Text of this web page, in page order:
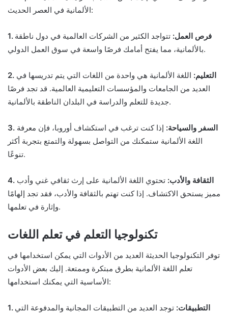
الألمانية في العصر الحديث:
1. فرص العمل: تتواجد الكثير من الشركات العالمية في دول ناطقة
بالألمانية، مما يفتح أمامك فرصًا واسعة في سوق العمل الدولي.
2. التعليم: اللغة الألمانية هي واحدة من اللغات التي يتم تدريسها في
العديد من الجامعات والمؤسسات التعليمية العالمية. قد تجد فرصًا
جديدة للتعلم والدراسة في البلدان الناطقة بالألمانية.
3. السفر والسياحة: إذا كنت ترغب في استكشاف أوروبا، فإن معرفة
اللغة الألمانية ستمكنك من التواصل بسهولة والتمتع بتجربة أكثر
تنوعًا.
4. الثقافة والأدب: تحتوي اللغة الألمانية على إرث ثقافي غني وأدب
مميز يستحق الاكتشاف. إذا كنت تهتم بالثقافة والأدب، فقد تجد إلهامًا
وإثارة في تعلمها.
تكنولوجيا التعلم في تعلم اللغات
توفر التكنولوجيا الحديثة العديد من الأدوات التي يمكن استخدامها في
تعلم اللغة الألمانية بطرق مبتكرة وممتعة. إليك بعض الأدوات
الأساسية التي يمكنك استخدامها:
1. التطبيقات: توجد العديد من التطبيقات المجانية والمدفوعة التي